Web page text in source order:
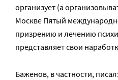
организует (а
Москве Пятый
призрению и лечению
представляет свои
Баженов, в частности,